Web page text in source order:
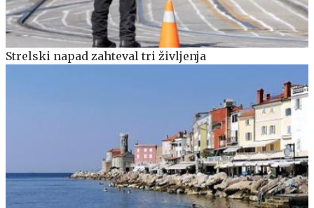
Strelski napad zahteval tri življenja